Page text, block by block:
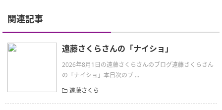
関連記事
遠藤さくらさんの「ナイショ」
2026年8月1日の遠藤さくらさんのブログ遠藤さくらさん
の「ナイショ」本日次のブ ...
遠藤さくら